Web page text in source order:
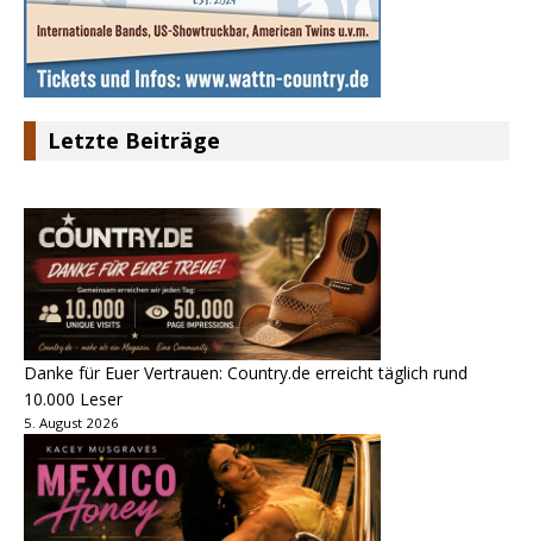
Letzte Beiträge
Danke für Euer Vertrauen: Country.de erreicht täglich rund
10.000 Leser
5. August 2026